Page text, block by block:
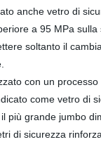
anche vetro di
a 95 MPa
soltanto il
con un
come vetro di
più grande jumbo
di sicurezza